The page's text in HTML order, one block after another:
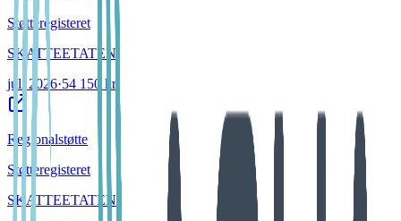
Støtteregisteret
SKATTEETATEN
juli 2026·54 150 kr
Regionalstøtte
Støtteregisteret
SKATTEETATEN